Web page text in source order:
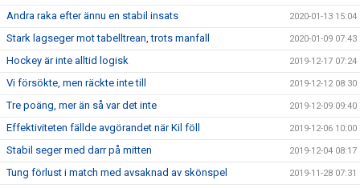
Andra raka efter ännu en stabil insats 2020-01-13 15:04
Stark lagseger mot tabelltrean, trots manfall 2020-01-09 07:43
Hockey är inte alltid logisk 2019-12-17 07:24
Vi försökte, men räckte inte till 2019-12-12 08:30
Tre poäng, mer än så var det inte 2019-12-09 09:40
Effektiviteten fällde avgörandet när Kil föll 2019-12-06 10:00
Stabil seger med darr på mitten 2019-12-04 08:17
Tung förlust i match med avsaknad av skönspel 2019-11-28 07:31